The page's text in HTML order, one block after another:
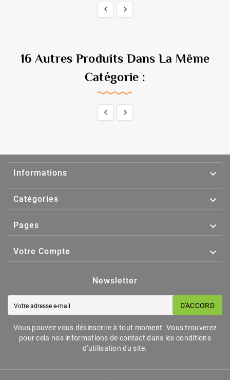
 
16 Autres Produits Dans La Même
Catégorie :
 
Informations 
Catégories 
Pages 
Votre Compte 
Newsletter
D'ACCORD
Vous pouvez vous désinscrire à tout moment. Vous trouverez
pour cela nos informations de contact dans les conditions
d'utilisation du site.